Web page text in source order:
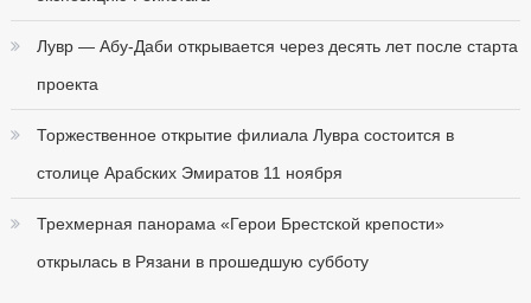
Лувр — Абу-Даби открывается через десять лет после старта
проекта
Торжественное открытие филиала Лувра состоится в
столице Арабских Эмиратов 11 ноября
Трехмерная панорама «Герои Брестской крепости»
открылась в Рязани в прошедшую субботу